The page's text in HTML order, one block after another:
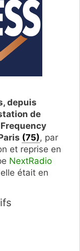
depuis
de
(75), par
et reprise en
NextRadio
était en